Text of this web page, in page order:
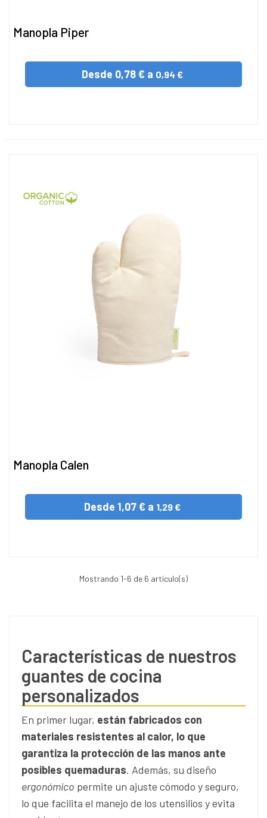
Manopla Piper
Desde 0,78 € a 0,94 €
Manopla Calen
Desde 1,07 € a 1,29 €
Mostrando 1-6 de 6 artículo(s)
Características de nuestros
guantes de cocina
personalizados
En primer lugar, están fabricados con
materiales resistentes al calor, lo que
garantiza la protección de las manos ante
posibles quemaduras. Además, su diseño
ergonómico permite un ajuste cómodo y seguro,
lo que facilita el manejo de los utensilios y evita